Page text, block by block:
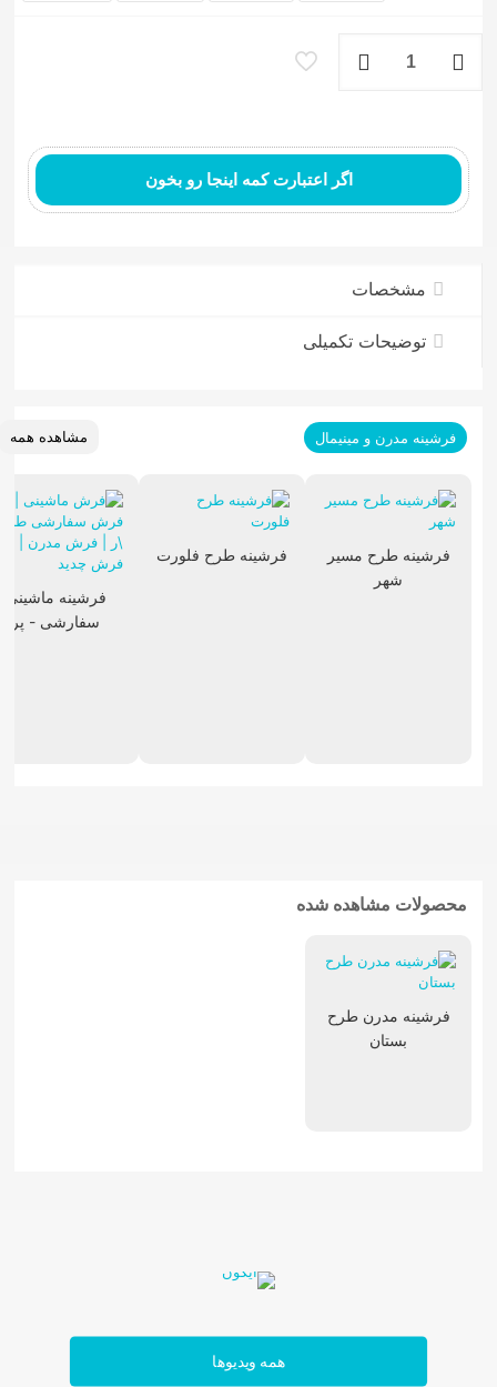
اگر اعتبارت کمه اینجا رو بخون
مشخصات
توضیحات تکمیلی
فرشینه مدرن و مینیمال مشاهده همه
فرشینه طرح مسیر
شهر
فرشینه طرح فلورت
فرشینه ماشینی
سفارشی - پر
محصولات مشاهده شده
فرشینه مدرن طرح
بستان
همه ویدیوها